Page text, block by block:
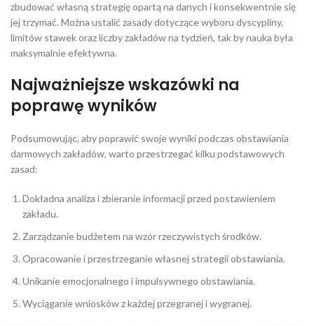
zbudować własną strategię opartą na danych i konsekwentnie się
jej trzymać. Można ustalić zasady dotyczące wyboru dyscypliny,
limitów stawek oraz liczby zakładów na tydzień, tak by nauka była
maksymalnie efektywna.
Najważniejsze wskazówki na
poprawę wyników
Podsumowując, aby poprawić swoje wyniki podczas obstawiania
darmowych zakładów, warto przestrzegać kilku podstawowych
zasad:
Dokładna analiza i zbieranie informacji przed postawieniem
zakładu.
Zarządzanie budżetem na wzór rzeczywistych środków.
Opracowanie i przestrzeganie własnej strategii obstawiania.
Unikanie emocjonalnego i impulsywnego obstawiania.
Wyciąganie wniosków z każdej przegranej i wygranej.